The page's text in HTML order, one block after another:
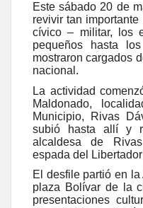
Este sábado 20 de
revivir tan
cívico – militar, los
pequeños hasta
mostraron cargados
nacional.
La actividad
Maldonado,
Municipio, Rivas
subió hasta allí y
alcaldesa de
espada del
El desfile partió en
plaza Bolívar de la
presentaciones